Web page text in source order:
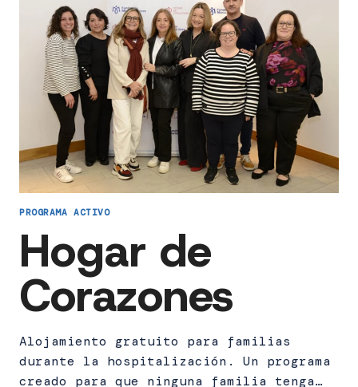
PROGRAMA ACTIVO
Hogar de
Corazones
Alojamiento gratuito para familias
durante la hospitalización. Un programa
creado para que ninguna familia tenga…